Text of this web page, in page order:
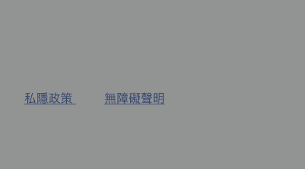
私隱政策 無障礙聲明